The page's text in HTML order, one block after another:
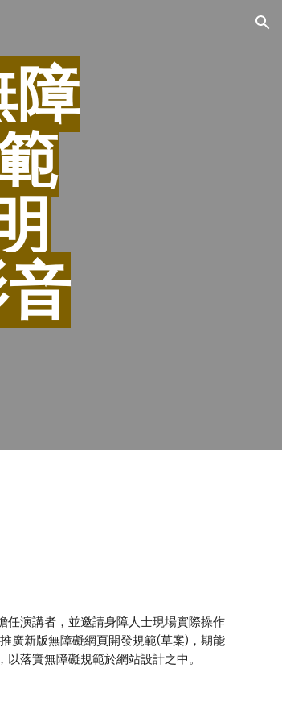
障
任演講者，並邀請身障人士現場實際操作
廣新版無障礙網頁開發規範(草案)，期能
落實無障礙規範於網站設計之中。